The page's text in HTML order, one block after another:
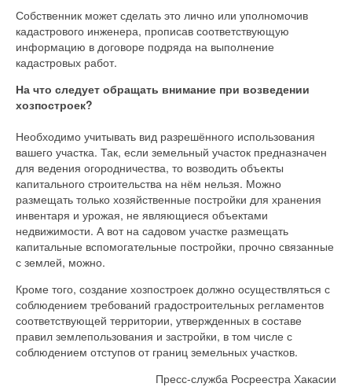
Собственник может сделать это лично или уполномочив
кадастрового инженера, прописав соответствующую
информацию в договоре подряда на выполнение
кадастровых работ.
На что следует обращать внимание при возведении
хозпостроек?
Необходимо учитывать вид разрешённого использования
вашего участка. Так, если земельный участок предназначен
для ведения огородничества, то возводить объекты
капитального строительства на нём нельзя. Можно
размещать только хозяйственные постройки для хранения
инвентаря и урожая, не являющиеся объектами
недвижимости. А вот на садовом участке размещать
капитальные вспомогательные постройки, прочно связанные
с землей, можно.
Кроме того, создание хозпостроек должно осуществляться с
соблюдением требований градостроительных регламентов
соответствующей территории, утвержденных в составе
правил землепользования и застройки, в том числе с
соблюдением отступов от границ земельных участков.
Пресс-служба Росреестра Хакасии